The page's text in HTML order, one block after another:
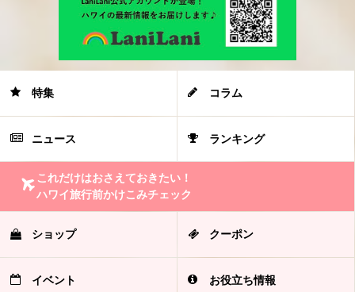
特集 コラム
ニュース ランキング
これだけはおさえておきたい！
ハワイ旅行前かけこみチェック
ショップ クーポン
イベント お役立ち情報